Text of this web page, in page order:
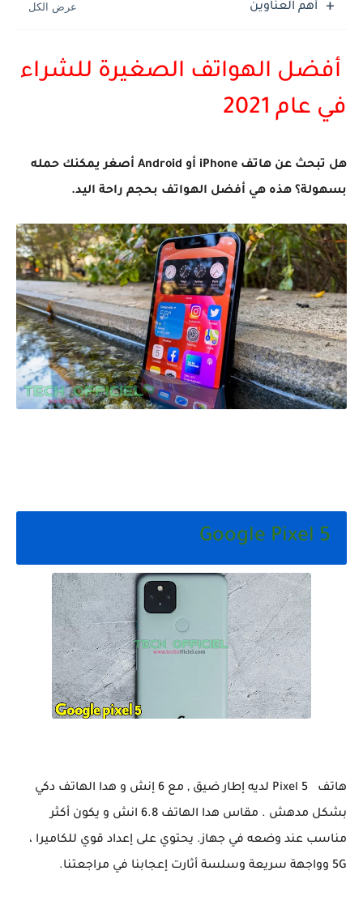
أهم العناوين
أفضل الهواتف الصغيرة للشراء
في عام 2021
هل تبحث عن هاتف iPhone أو Android أصغر يمكنك حمله
بسهولة؟ هذه هي أفضل الهواتف بحجم راحة اليد.
Google Pixel 5
هاتف Pixel 5 لديه إطار ضيق , مع 6 إنش و هدا الهاتف دكي
بشكل مدهش . مقاس هدا الهاتف 6.8 انش و يكون أكثر
مناسب عند وضعه في جهاز. يحتوي على إعداد قوي للكاميرا ،
5G وواجهة سريعة وسلسة أثارت إعجابنا في مراجعتنا.